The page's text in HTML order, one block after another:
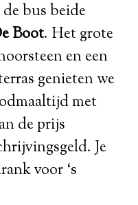
bus beide
Boot. Het grote
en een
genieten we
met
de prijs
Je
voor ‘s